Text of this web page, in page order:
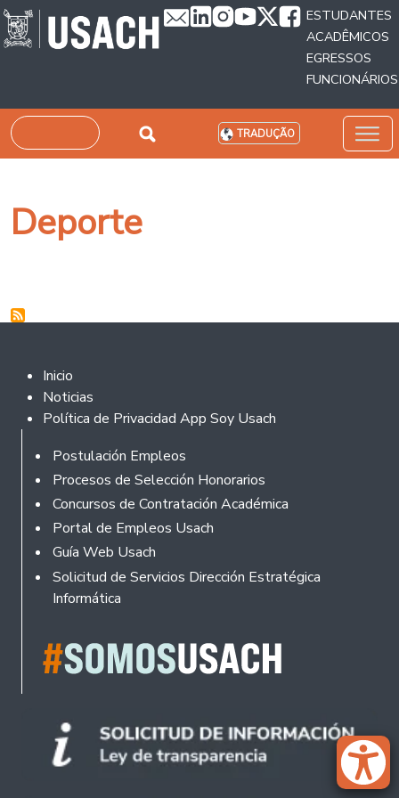
Passar para o conteúdo principal
ESTUDANTES
ACADÊMICOS
EGRESSOS
FUNCIONÁRIOS
Pesquisar TRADUÇÃO
Deporte
Footer 2
Inicio
Noticias
Política de Privacidad App Soy Usach
Rodapé
Postulación Empleos
Procesos de Selección Honorarios
Concursos de Contratación Académica
Portal de Empleos Usach
Guía Web Usach
Solicitud de Servicios Dirección Estratégica
Informática